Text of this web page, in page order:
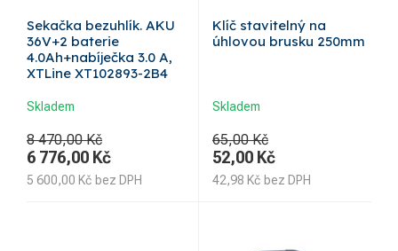
Sekačka bezuhlík. AKU
36V+2 baterie
4.0Ah+nabíječka 3.0 A,
XTLine XT102893-2B4
Skladem
8 470,00 Kč
6 776,00 Kč
5 600,00 Kč bez DPH
Klíč stavitelný na
úhlovou brusku 250mm
Skladem
65,00 Kč
52,00 Kč
42,98 Kč bez DPH